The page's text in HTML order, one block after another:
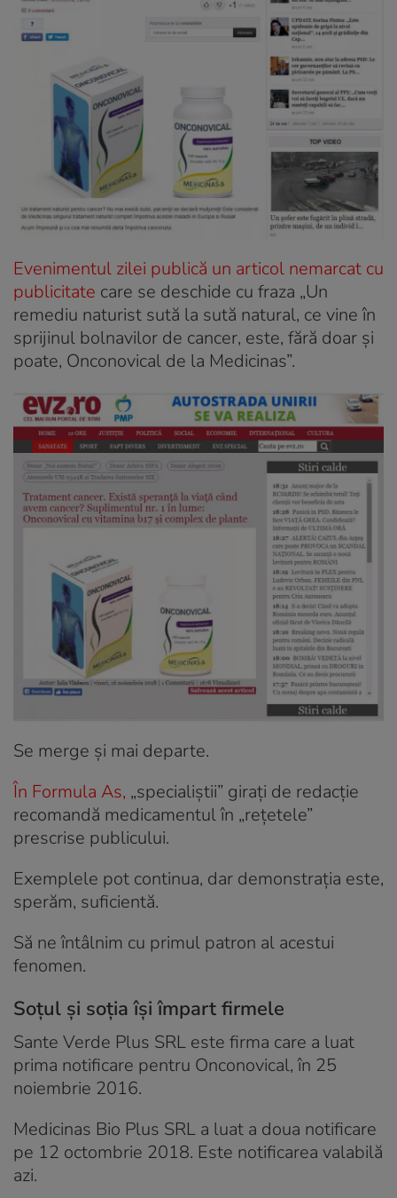
Evenimentul zilei publică un articol nemarcat cu
publicitate care se deschide cu fraza „Un
remediu naturist sută la sută natural, ce vine în
sprijinul bolnavilor de cancer, este, fără doar și
poate, Onconovical de la Medicinas”.
Se merge și mai departe.
În Formula As, „specialiștii” girați de redacție
recomandă medicamentul în „rețetele”
prescrise publicului.
Exemplele pot continua, dar demonstrația este,
sperăm, suficientă.
Să ne întâlnim cu primul patron al acestui
fenomen.
Soțul și soția își împart firmele
Sante Verde Plus SRL este firma care a luat
prima notificare pentru Onconovical, în 25
noiembrie 2016.
Medicinas Bio Plus SRL a luat a doua notificare
pe 12 octombrie 2018. Este notificarea valabilă
azi.